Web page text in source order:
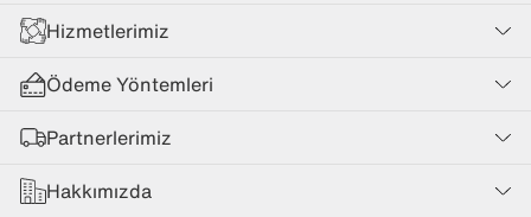
Hizmetlerimiz
Ödeme Yöntemleri
Partnerlerimiz
Hakkımızda